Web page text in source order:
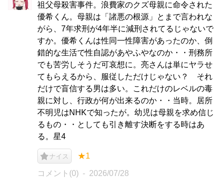
祖父母殺害事件。浪費家のクズ母親に命令された
優希くん。母親は「諸悪の根源」とまで言われな
がら、7年求刑が4年半に減刑されてるじゃないで
すか。優希くんは性同一性障害があったのか、倒
錯的な生活で性自認があやふやなのか・・刑務所
でも苦労しそうだ可哀想に。亮さんは単にヤラせ
てもらえるから、服従しただけじゃない？ それ
だけで盲信する男は多い。これだけのレベルの毒
親に対し、行政が何が出来るのか・・当時。居所
不明児はNHKで知ったが。幼児は母親を求め信じ
るもの・・としても引き離す決断をする時はあ
る。星4
ナイス ★1
コメント(0) 2026/07/28